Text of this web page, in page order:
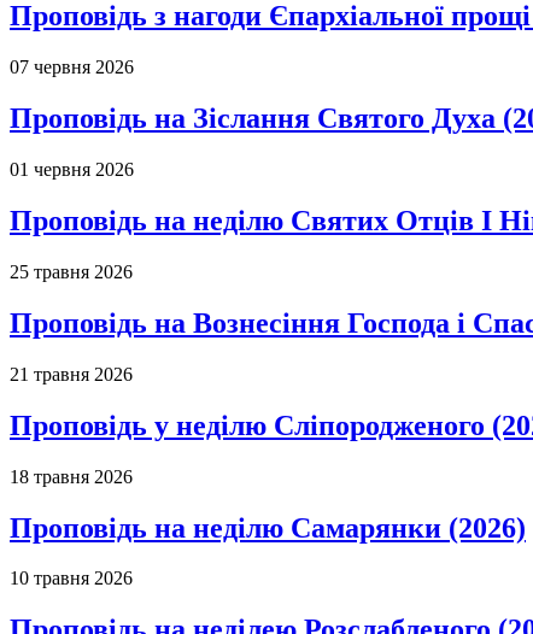
Проповідь з нагоди Єпархіальної
07 червня 2026
Проповідь на Зіслання Святого Духа
01 червня 2026
Проповідь на неділю Святих Отців І
25 травня 2026
Проповідь на Вознесіння Господа і
21 травня 2026
Проповідь у неділю Сліпородженого
18 травня 2026
Проповідь на неділю Самарянки (2026)
10 травня 2026